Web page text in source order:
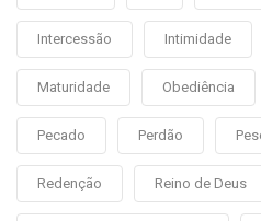
Intercessão Intimidade
Maturidade Obediência
Pecado Perdão
Redenção Reino de Deus